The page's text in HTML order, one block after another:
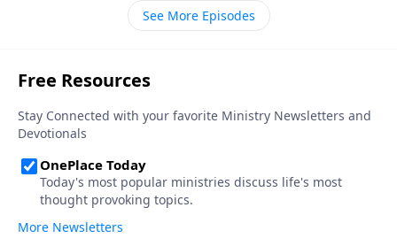
ninguna palabra de elogio al darles su reprensión
penetrante debido a que ellos eran tibios
extendiéndoles una oportunidad para que se vuelvan
de su estilo de vida nauseabundo y a medias de obras
inútiles y que respondan a su llamado a la puerta. Lo
dice a nosotros hoy: «Nunca es demasiado tarde para
hacer lo correcto».
See More Episodes